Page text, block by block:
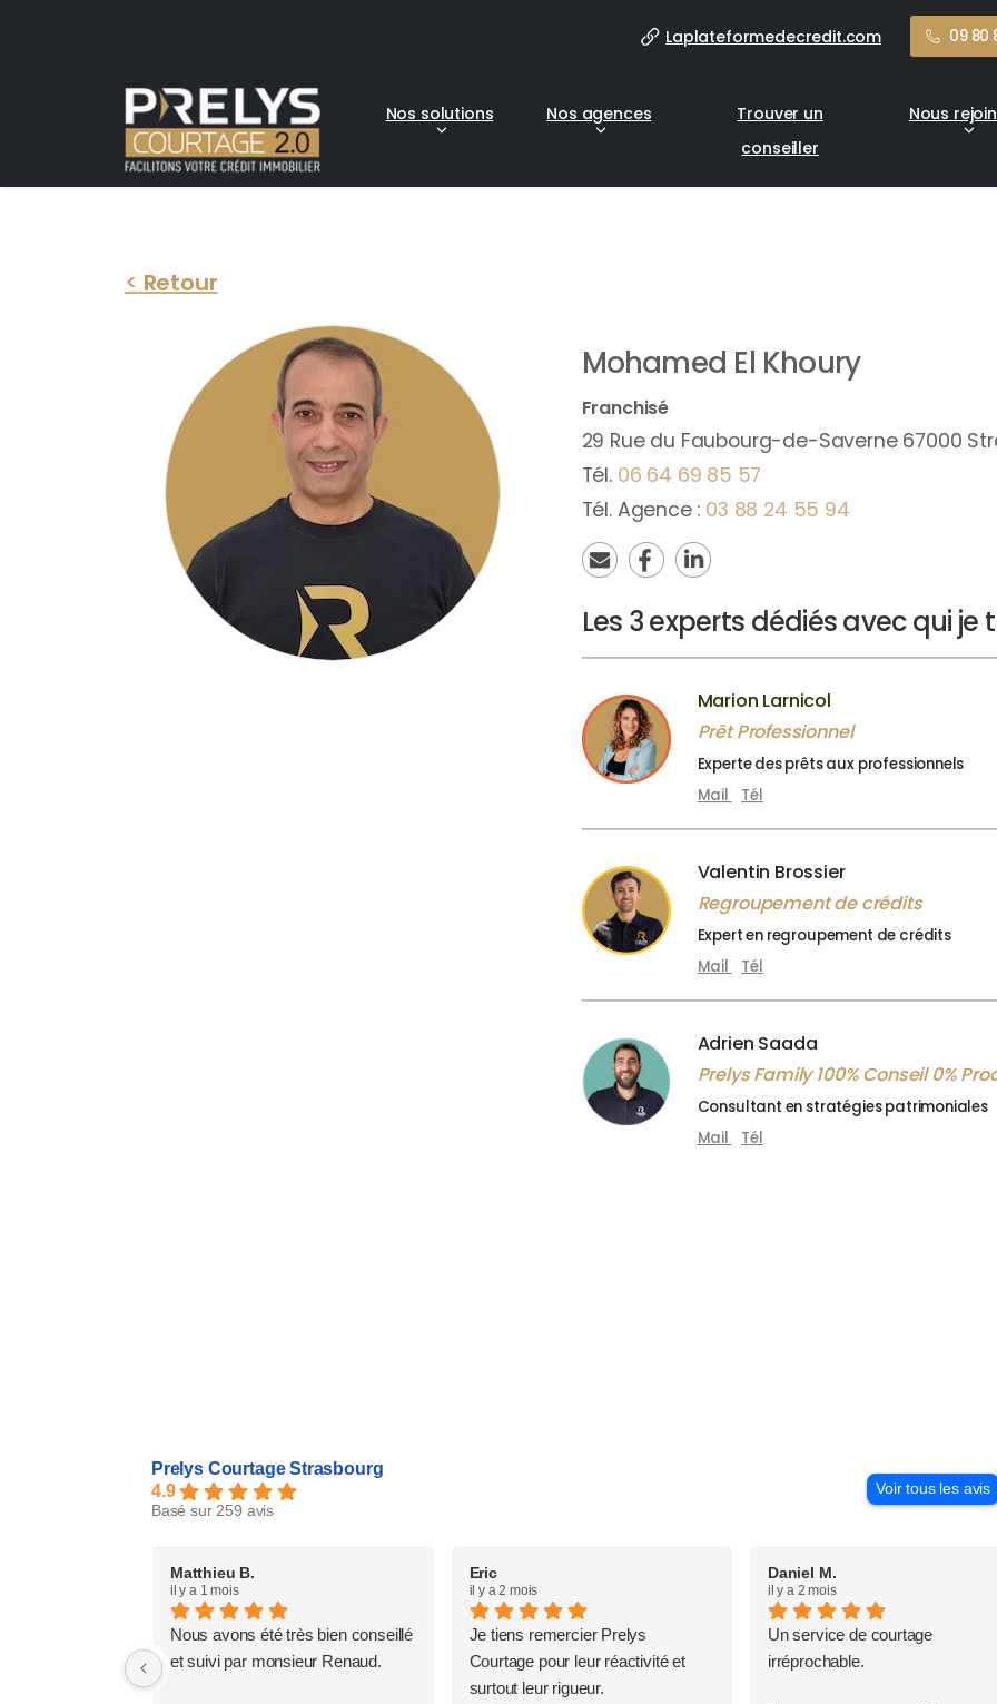
Laplateformedecredit.com 09 80
Nos solutions Nos agences
Trouver un
conseiller
Nous
< Retour
Mohamed El Khoury
Franchisé
29 Rue du Faubourg-de-Saverne 67000
Tél. 06 64 69 85 57
Tél. Agence : 03 88 24 55 94
Les 3 experts dédiés avec qui je
Marion Larnicol
Prêt Professionnel
Experte des prêts aux professionnels
Mail
Tél
Valentin Brossier
Regroupement de crédits
Expert en regroupement de crédits
Mail
Tél
Adrien Saada
Prelys Family 100% Conseil 0%
Consultant en stratégies patrimoniales
Mail
Tél
Prelys Courtage Strasbourg
4.9
Basé sur 259 avis
Voir tous les avis
Matthieu B.
il y a 1 mois
Nous avons été très bien conseillé
et suivi par monsieur Renaud.
Eric
il y a 2 mois
Je tiens remercier Prelys
Courtage pour leur réactivité et
surtout leur rigueur.
Daniel M.
il y a 2 mois
Un service de courtage
irréprochable.